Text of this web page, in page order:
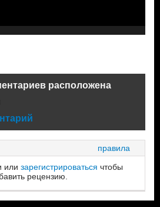
расположена
правила
или зарегистрироваться чтобы
рецензию.